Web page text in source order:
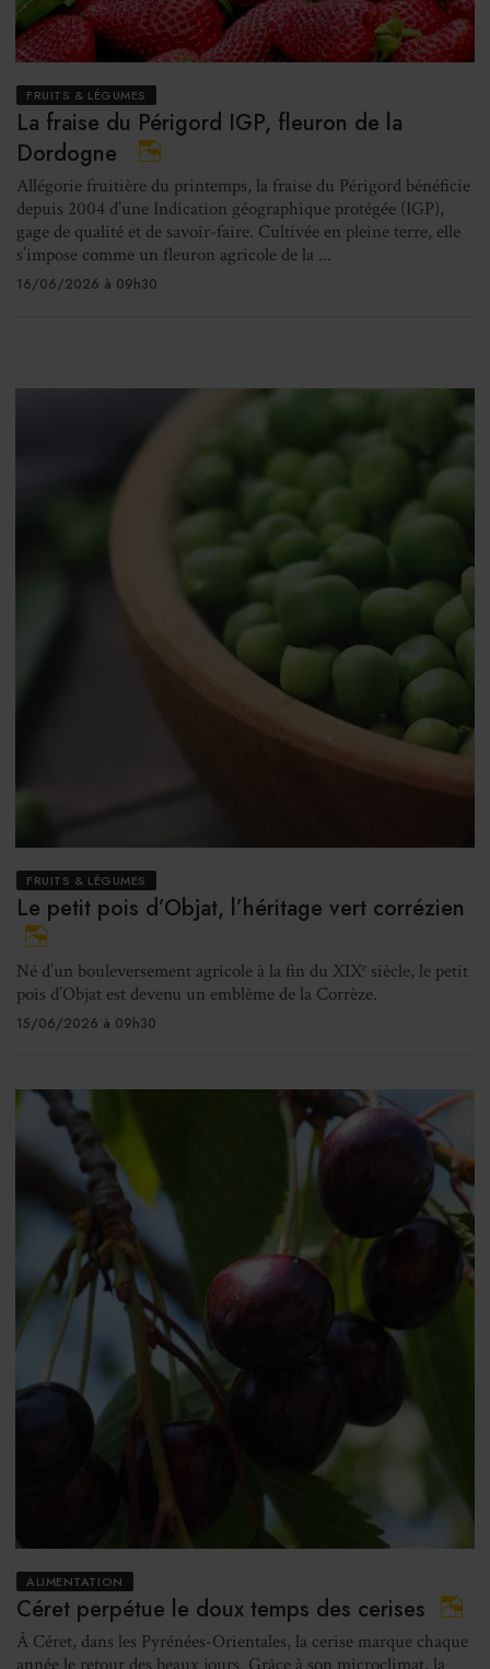
FRUITS & LÉGUMES
La fraise du Périgord IGP, fleuron de la
Dordogne
Allégorie fruitière du printemps, la fraise du Périgord bénéficie
depuis 2004 d’une Indication géographique protégée (IGP),
gage de qualité et de savoir-faire. Cultivée en pleine terre, elle
s’impose comme un fleuron agricole de la ...
16/06/2026 à 09h30
FRUITS & LÉGUMES
Le petit pois d’Objat, l’héritage vert corrézien
Né d’un bouleversement agricole à la fin du XIXᵉ siècle, le petit
pois d’Objat est devenu un emblème de la Corrèze.
15/06/2026 à 09h30
ALIMENTATION
Céret perpétue le doux temps des cerises
À Céret, dans les Pyrénées-Orientales, la cerise marque chaque